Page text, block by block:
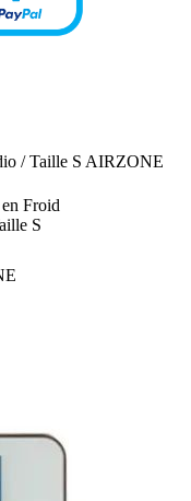
/ Taille S AIRZONE
Froid
S